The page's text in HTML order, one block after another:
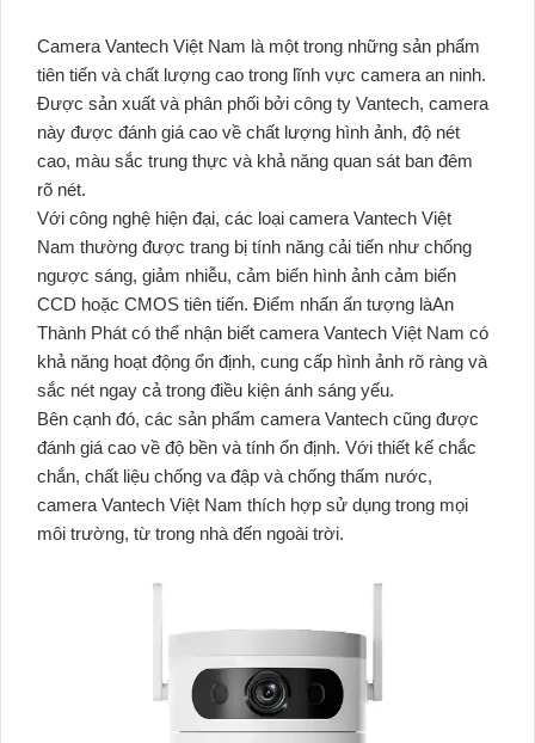
Camera Vantech Việt Nam là một trong những sản phẩm
tiên tiến và chất lượng cao trong lĩnh vực camera an ninh.
Được sản xuất và phân phối bởi công ty Vantech, camera
này được đánh giá cao về chất lượng hình ảnh, độ nét
cao, màu sắc trung thực và khả năng quan sát ban đêm
rõ nét.
Với công nghệ hiện đại, các loại camera Vantech Việt
Nam thường được trang bị tính năng cải tiến như chống
ngược sáng, giảm nhiễu, cảm biến hình ảnh cảm biến
CCD hoặc CMOS tiên tiến. Điểm nhấn ấn tượng làAn
Thành Phát có thể nhận biết camera Vantech Việt Nam có
khả năng hoạt động ổn định, cung cấp hình ảnh rõ ràng và
sắc nét ngay cả trong điều kiện ánh sáng yếu.
Bên cạnh đó, các sản phẩm camera Vantech cũng được
đánh giá cao về độ bền và tính ổn định. Với thiết kế chắc
chắn, chất liệu chống va đập và chống thấm nước,
camera Vantech Việt Nam thích hợp sử dụng trong mọi
môi trường, từ trong nhà đến ngoài trời.